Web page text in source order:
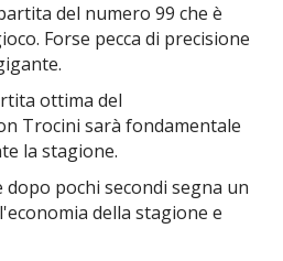
del numero 99 che è
Forse pecca di precisione
ottima del
Trocini sarà fondamentale
la stagione.
dopo pochi secondi segna un
della stagione e